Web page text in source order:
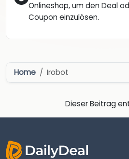
Onlineshop, um den Deal
Coupon einzulösen.
Home Irobot
Dieser Beitrag